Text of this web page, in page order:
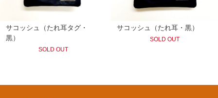
サコッシュ（たれ耳タグ・
黒）
SOLD OUT
サコッシュ（たれ耳・黒）
SOLD OUT